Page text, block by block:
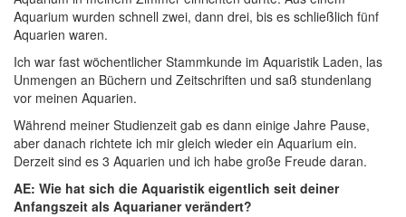
Aquarium wurden schnell zwei, dann drei, bis es schließlich fünf
Aquarien waren.
Ich war fast wöchentlicher Stammkunde im Aquaristik Laden, las
Unmengen an Büchern und Zeitschriften und saß stundenlang
vor meinen Aquarien.
Während meiner Studienzeit gab es dann einige Jahre Pause,
aber danach richtete ich mir gleich wieder ein Aquarium ein.
Derzeit sind es 3 Aquarien und ich habe große Freude daran.
AE: Wie hat sich die Aquaristik eigentlich seit deiner
Anfangszeit als Aquarianer verändert?